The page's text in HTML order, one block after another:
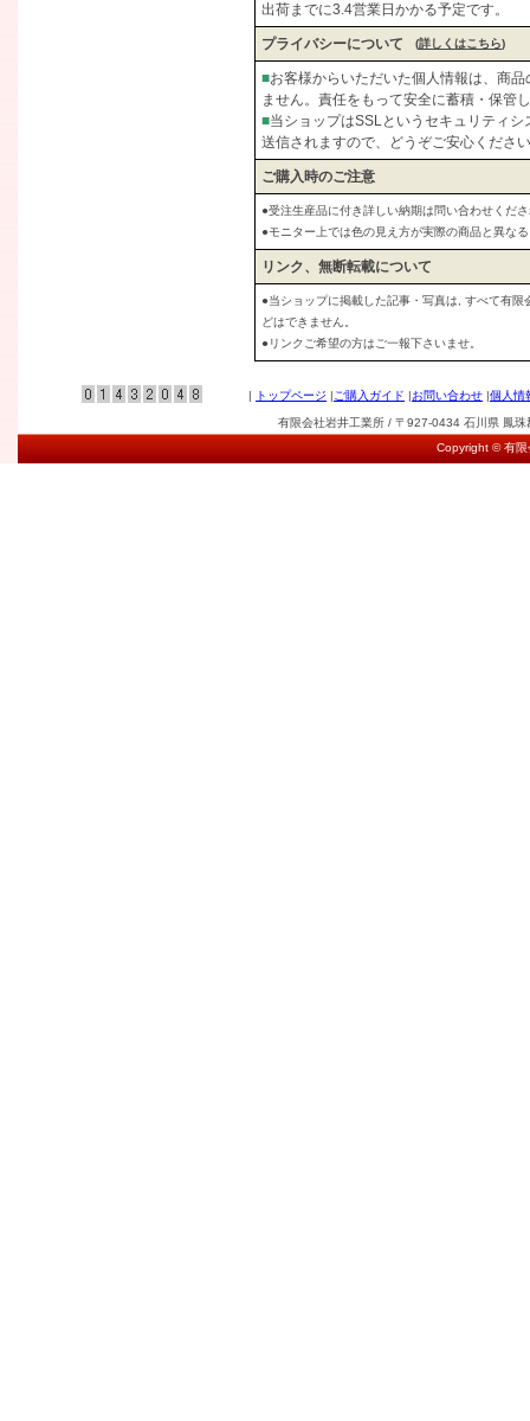
出荷までに3.4営業日かかる予定です。
プライバシーについて (詳しくはこちら)
■お客様からいただいた個人情報は、商
ません。責任をもって安全に蓄積・保管
■当ショップはSSLというセキュリティ
送信されますので、どうぞご安心くださ
ご購入時のご注意
●受注生産品に付き詳しい納期は問い合わせくだ
●モニター上では色の見え方が実際の商品と異な
リンク、無断転載について
●当ショップに掲載した記事・写真は, すべて有
どはできません。
●リンクご希望の方はご一報下さいませ。
| トップページ | ご購入ガイド |お問い合わせ |個人情
有限会社岩井工業所 / 〒927-0434 石川県 鳳
Copyright © 有限